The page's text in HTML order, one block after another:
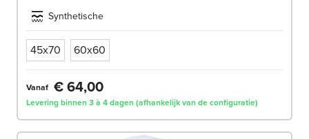
Synthetische
45x70 60x60
Vanaf € 64,00
Levering binnen 3 à 4 dagen (afhankelijk van de configuratie)